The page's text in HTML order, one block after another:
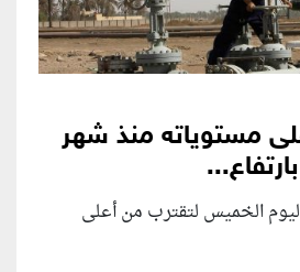
مستوياته منذ شهر
الخميس لتقترب من أعلى